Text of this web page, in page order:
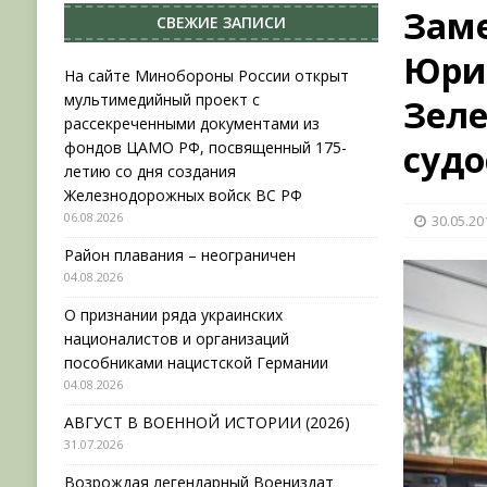
НОВОСТИ
[ 31.07.2026 ]
АВГУСТ В ВОЕННОЙ ИСТОРИИ
[ 19.07.2026 ]
Возрождая легендарный
[ 06.08.2026 ] На сайте Минобороны России
фондов ЦАМО РФ, посвященный 175-летию со
СВЕЖИЕ ЗАПИСИ
На сайте Минобороны России открыт
мультимедийный проект с
рассекреченными документами из
фондов ЦАМО РФ, посвященный 175-
летию со дня создания
Железнодорожных войск ВС РФ
06.08.2026
Район плавания – неограничен
04.08.2026
О признании ряда украинских
националистов и организаций
пособниками нацистской Германии
04.08.2026
АВГУСТ В ВОЕННОЙ ИСТОРИИ (2026)
31.07.2026
Возрождая легендарный Воениздат